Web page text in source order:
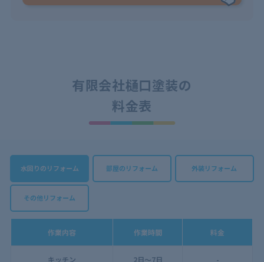
有限会社樋口塗装の
料金表
水回りのリフォーム 部屋のリフォーム 外装リフォーム
その他リフォーム
作業内容 作業時間 料金
キッチン 2日～7日 -